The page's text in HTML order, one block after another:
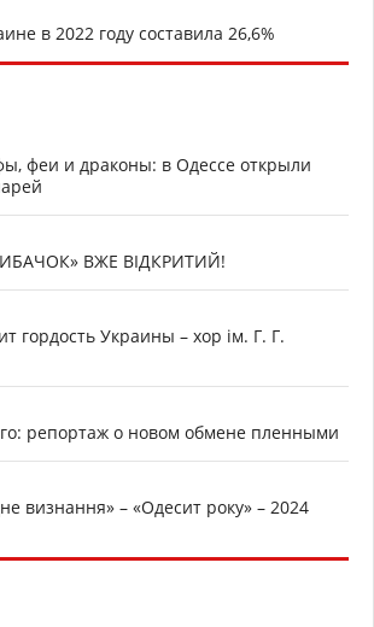
в 2022 году составила 26,6%
феи и драконы: в Одессе открыли
ВЖЕ ВІДКРИТИЙ!
гордость Украины – хор ім. Г. Г.
репортаж о новом обмене пленными
визнання» – «Одесит року» – 2024